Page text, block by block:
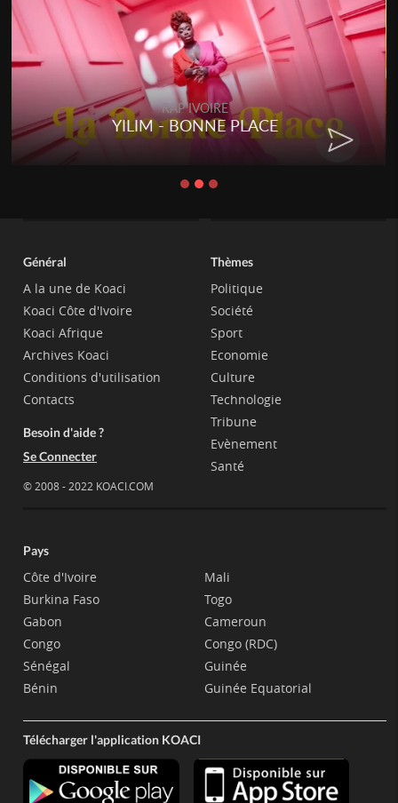
RAP IVOIRE
RENARD BARAKISSA - DOS DE
CHAT
Général
A la une de Koaci
Koaci Côte d'Ivoire
Koaci Afrique
Archives Koaci
Conditions d'utilisation
Contacts
Besoin d'aide ?
Se Connecter
© 2008 - 2022 KOACI.COM
Thèmes
Politique
Société
Sport
Economie
Culture
Technologie
Tribune
Evènement
Santé
Pays
Côte d'Ivoire
Burkina Faso
Gabon
Congo
Sénégal
Bénin
Mali
Togo
Cameroun
Congo (RDC)
Guinée
Guinée Equatorial
Télécharger l'application KOACI